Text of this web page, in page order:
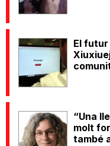
El
“Una
molt
també